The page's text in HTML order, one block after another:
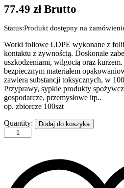
77.49 złBrutto
Status:Produkt dostępny na
Worki foliowe LDPE wykonane z
kontaktu z żywnością. Doskonale
uszkodzeniami, wilgocią oraz
bezpiecznym materiałem
zawiera substancji toksycznych, w
Przyprawy, sypkie produkty
gospodarcze, przemysłowe itp..
op. zbiorcze 100szt
Worki
LDPE
z
zaklejania,
50/80
cm
Quantity: Dodaj do koszyka